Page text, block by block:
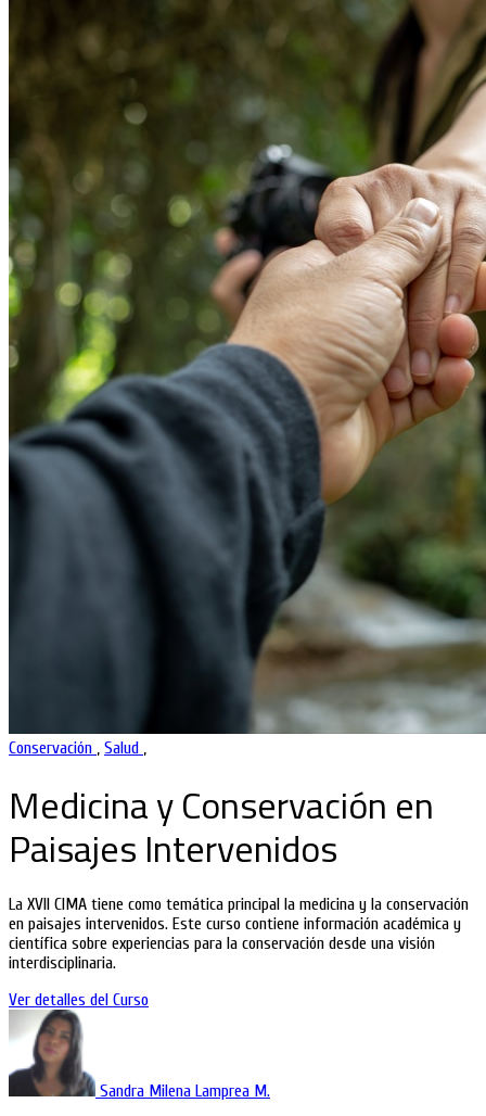
Conservación , Salud ,
Medicina y Conservación en
Paisajes Intervenidos
La XVII CIMA tiene como temática principal la medicina y la conservación
en paisajes intervenidos. Este curso contiene información académica y
científica sobre experiencias para la conservación desde una visión
interdisciplinaria.
Ver detalles del Curso
Sandra Milena Lamprea M.